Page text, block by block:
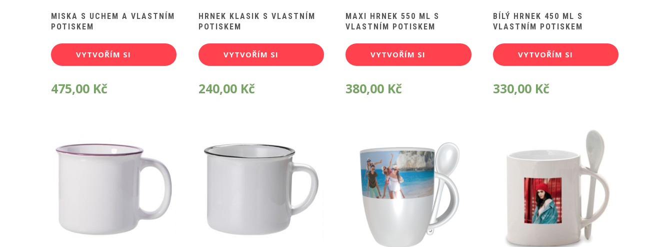
MISKA S UCHEM A VLASTNÍM
POTISKEM
VYTVOŘÍM SI
475,00 Kč
HRNEK KLASIK S VLASTNÍM
POTISKEM
VYTVOŘÍM SI
240,00 Kč
MAXI HRNEK 550 ML S
VLASTNÍM POTISKEM
VYTVOŘÍM SI
380,00 Kč
BÍLÝ HRNEK 450 ML S
VLASTNÍM POTISKEM
VYTVOŘÍM SI
330,00 Kč